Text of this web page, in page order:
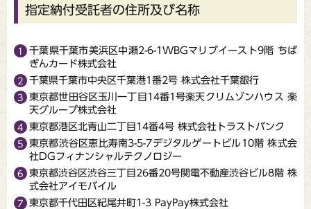
指定納付受託者の住所及び名称
千葉県千葉市美浜区中瀬2-6-1WBGマリブイースト9階 ちば
ぎんカード株式会社
千葉県千葉市中央区千葉港1番2号 株式会社千葉銀行
東京都世田谷区玉川一丁目14番1号楽天クリムゾンハウス 楽
天グループ株式会社
東京都港区北青山二丁目14番4号 株式会社トラストバンク
東京都渋谷区恵比寿南3-5-7デジタルゲートビル10階 株式会
社DGフィナンシャルテクノロジー
東京都渋谷区渋谷三丁目26番20号関電不動産渋谷ビル8階 株
式会社アイモバイル
東京都千代田区紀尾井町1-3 PayPay株式会社